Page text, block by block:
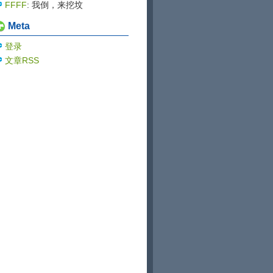
的大佬
FFFF: 我倒，来挖坟
Meta
登录
文章RSS